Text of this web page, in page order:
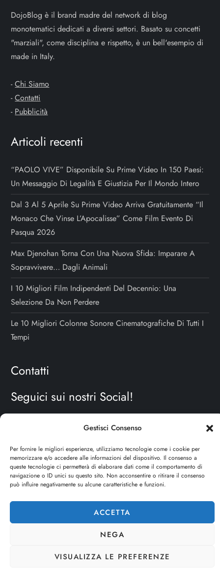
Gestisci Consenso
Per fornire le migliori esperienze, utilizziamo tecnologie come i cookie per
memorizzare e/o accedere alle informazioni del dispositivo. Il consenso a
queste tecnologie ci permetterà di elaborare dati come il comportamento di
navigazione o ID unici su questo sito. Non acconsentire o ritirare il consenso
può influire negativamente su alcune caratteristiche e funzioni.
ACCETTA
NEGA
VISUALIZZA LE PREFERENZE
DojoBlog è il brand madre del network di blog
monotematici dedicati a diversi settori. Basato su concetti
"marziali", come disciplina e rispetto, è un bell'esempio di
made in Italy.
-Chi Siamo
-Contatti
- Pubblicità
Articoli recenti
“PAOLO VIVE” Disponibile Su Prime Video In 150 Paesi:
Un Messaggio Di Legalità E Giustizia Per Il Mondo Intero
Dal 3 Al 5 Aprile Su Prime Video Arriva Gratuitamente “Il
Monaco Che Vinse L’Apocalisse” Come Film Evento Di
Pasqua 2026
Max Djenohan Torna Con Una Nuova Sfida: Imparare A
Sopravvivere… Dagli Animali
I 10 Migliori Film Indipendenti Del Decennio: Una
Selezione Da Non Perdere
Le 10 Migliori Colonne Sonore Cinematografiche Di Tutti I
Tempi
Contatti
Seguici sui nostri Social!
articolo sponsorizzato? Scrivici una mail e raccontaci il tuo
progetto! TI ASPETTIAMO!
info e contatti:staff@dojoblog.it
dojoblog.it di proprietà dellaReadMore ADV
legale in Via delle Sirene 34 - Roma - P.iva: